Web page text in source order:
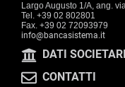
Largo Augusto 1/A, ang.
Tel. +39 02 802801
Fax. +39 02 72093979
info@bancasistema.it
DATI SOCIETARI
CONTATTI